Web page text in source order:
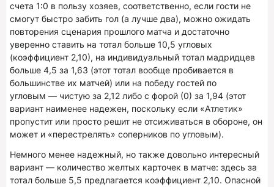
счета 1:0 в пользу хозяев, соответственно, если гости не
смогут быстро забить гол (а лучше два), можно ожидать
повторения сценария прошлого матча и достаточно
уверенно ставить на тотал больше 10,5 угловых
(коэффициент 2,10), на индивидуальный тотал мадридцев
больше 4,5 за 1,63 (этот тотал вообще пробивается в
большинстве их матчей) или на победу гостей по
угловым — чистую за 2,12 либо с форой (0) за 1,94 (этот
вариант наименее надежен, поскольку если «Атлетик»
пропустит или просто решит не отсиживаться в обороне, он
может и «перестрелять» соперников по угловым).
Немного менее надежный, но также довольно интересный
вариант — количество желтых карточек в матче: здесь за
тотал больше 5,5 предлагается коэффициент 2,10. Опасной